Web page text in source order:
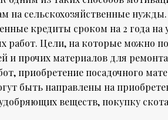
на сельскохозяйственные нужды.
кредиты сроком на 2 года на
работ. Цели, на которые можно
и прочих материалов для
приобретение посадочного
быть направлены на
веществ, покупку